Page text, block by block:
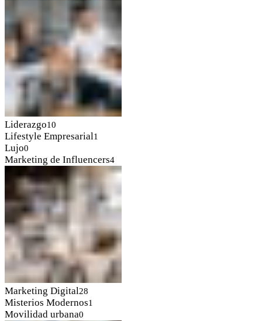
Liderazgo10
Lifestyle Empresarial1
Lujo0
Marketing de Influencers4
Marketing Digital28
Misterios Modernos1
Movilidad urbana0